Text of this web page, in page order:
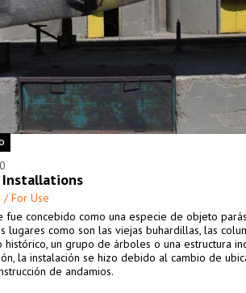
Installations
/ For Use
fue concebido como una especie de objeto
lugares como son las viejas buhardillas, las
histórico, un grupo de árboles o una estructura
la instalación se hizo debido al cambio de
de andamios.